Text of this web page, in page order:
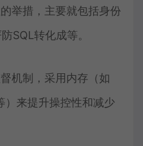
举措，主要就包括身份
SQL转化成等。
机制，采用内存（如
来提升操控性和减少